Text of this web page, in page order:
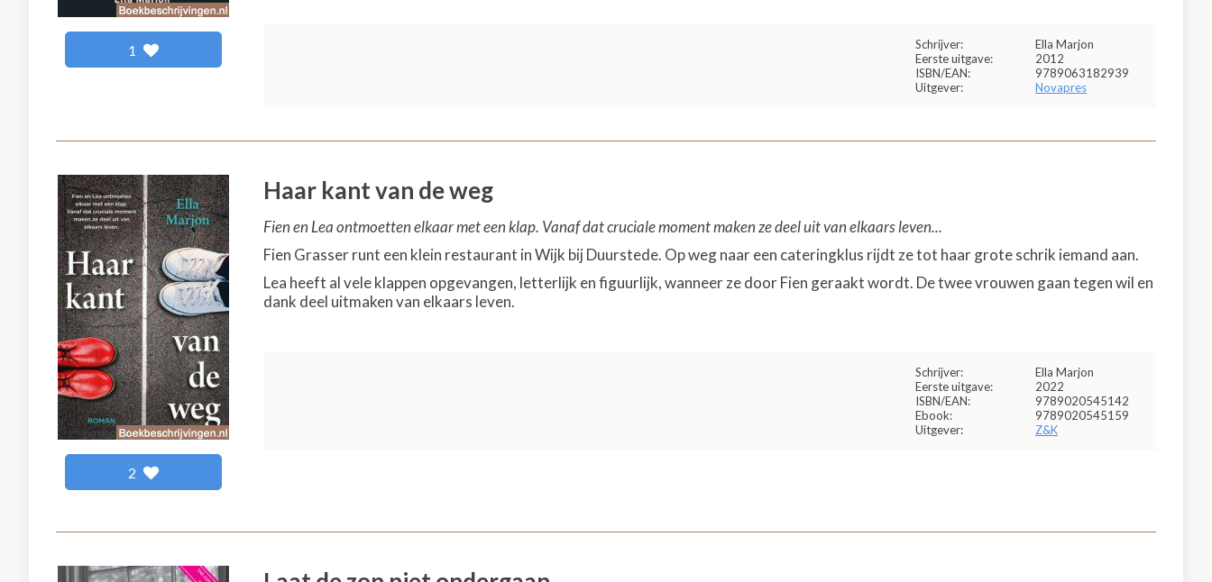
1 Schrijver:
Ella Marjon
Eerste uitgave:
2012
ISBN/EAN:
9789063182939
Uitgever:
Novapres
2
Haar kant van de weg
Fien en Lea ontmoetten elkaar met een klap. Vanaf dat cruciale moment maken ze deel uit van elkaars leven...
Fien Grasser runt een klein restaurant in Wijk bij Duurstede. Op weg naar een cateringklus rijdt ze tot haar grote schrik iemand aan.
Lea heeft al vele klappen opgevangen, letterlijk en figuurlijk, wanneer ze door Fien geraakt wordt. De twee vrouwen gaan tegen wil en
dank deel uitmaken van elkaars leven.
Schrijver:
Ella Marjon
Eerste uitgave:
2022
ISBN/EAN:
9789020545142
Ebook:
9789020545159
Uitgever:
Z&K